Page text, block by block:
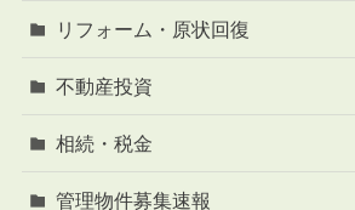
リフォーム・原状回復
不動産投資
相続・税金
管理物件募集速報